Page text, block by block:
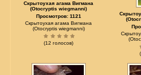
Скрытоухая агама Вигмана
(Otocryptis wiegmanni)
Просмотров: 1121
Скрытоухая агама Вигмана
(Otocryptis wiegmanni)
(12 голосов)